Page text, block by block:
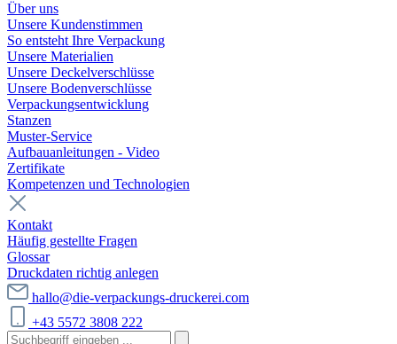
Über uns
Unsere Kundenstimmen
So entsteht Ihre Verpackung
Unsere Materialien
Unsere Deckelverschlüsse
Unsere Bodenverschlüsse
Verpackungsentwicklung
Stanzen
Muster-Service
Aufbauanleitungen - Video
Zertifikate
Kompetenzen und Technologien
Kontakt
Häufig gestellte Fragen
Glossar
Druckdaten richtig anlegen
hallo@die-verpackungs-druckerei.com
+43 5572 3808 222